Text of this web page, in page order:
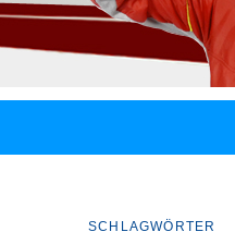
SCHLAGWÖRTER